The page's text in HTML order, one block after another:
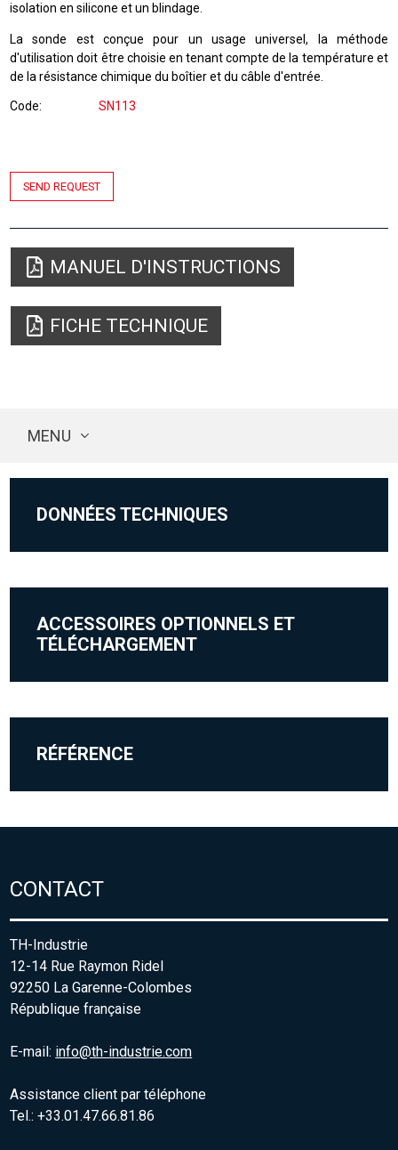
isolation en silicone et un blindage.
La sonde est conçue pour un usage universel, la méthode
d'utilisation doit être choisie en tenant compte de la température et
de la résistance chimique du boîtier et du câble d'entrée.
Code SN113
SEND REQUEST
MANUEL D'INSTRUCTIONS
FICHE TECHNIQUE
MENU
DONNÉES TECHNIQUES
ACCESSOIRES OPTIONNELS ET
TÉLÉCHARGEMENT
RÉFÉRENCE
CONTACT
TH-Industrie
12-14 Rue Raymon Ridel
92250 La Garenne-Colombes
République française
E-mail: info@th-industrie.com
Assistance client par téléphone
Tel.: +33.01.47.66.81.86